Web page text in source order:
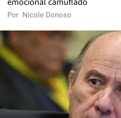
Por Nicole Donoso